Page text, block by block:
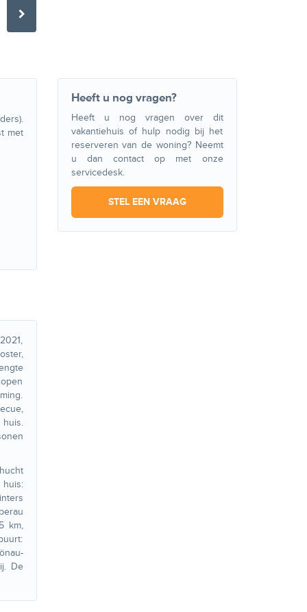
met
huis.
huis:
km,
De
Heeft u nog vragen?
Heeft u nog vragen over dit
vakantiehuis of hulp nodig bij het
reserveren van de woning? Neemt
u dan contact op met onze
servicedesk.
STEL EEN VRAAG